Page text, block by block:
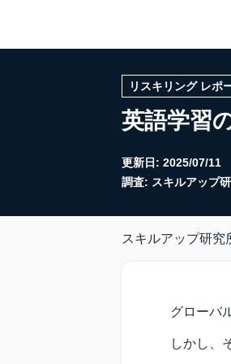
リスキリング レポ
英語学習
更新日: 2025/07/11
調査: スキルアップ
スキルアップ研究
グローバ
しかし、